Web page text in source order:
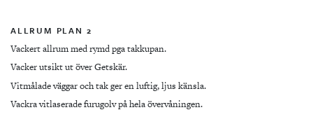
ALLRUM PLAN 2
Vackert allrum med rymd pga takkupan.
Vacker utsikt ut över Getskär.
Vitmålade väggar och tak ger en luftig, ljus känsla.
Vackra vitlaserade furugolv på hela övervåningen.